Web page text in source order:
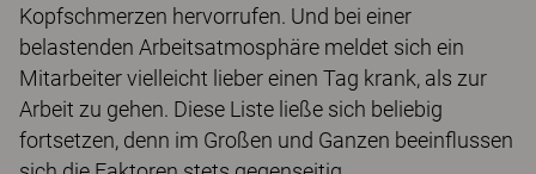
Kopfschmerzen hervorrufen. Und bei einer
belastenden Arbeitsatmosphäre meldet sich ein
Mitarbeiter vielleicht lieber einen Tag krank, als zur
Arbeit zu gehen. Diese Liste ließe sich beliebig
fortsetzen, denn im Großen und Ganzen beeinflussen